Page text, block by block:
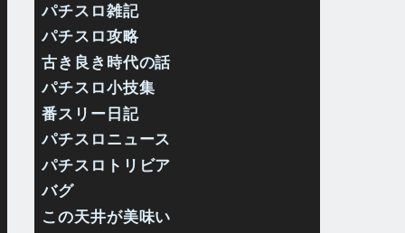
パチスロ雑記
パチスロ攻略
古き良き時代の話
パチスロ小技集
番スリー日記
パチスロニュース
パチスロトリビア
バグ
この天井が美味い